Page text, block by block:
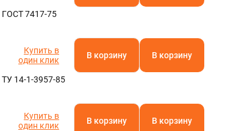
ГОСТ 7417-75
ТУ 14-1-3957-85
Купить в
один клик
В корзину В корзину
Купить в
один клик
В корзину В корзину